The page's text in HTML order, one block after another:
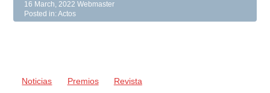
16 March, 2022 Webmaster
Posted in:Actos
Noticias Premios
Revista